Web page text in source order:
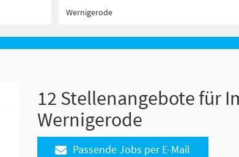
12 Stellenangebote für
Wernigerode
Passende Jobs per E-Mail